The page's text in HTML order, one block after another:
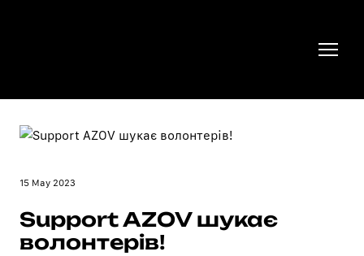
15 May 2023
Support AZOV шукає
волонтерів!